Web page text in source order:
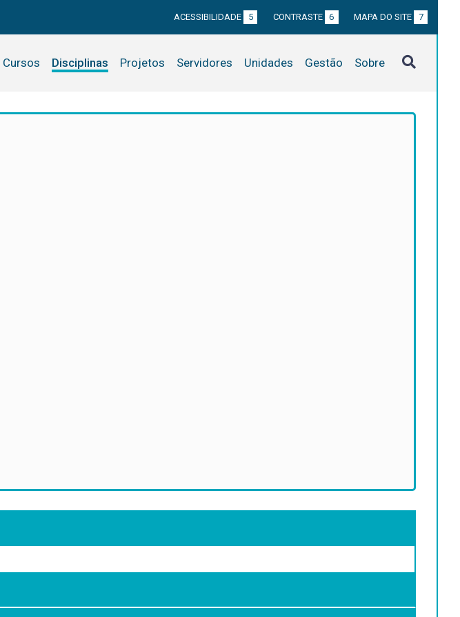
ACESSIBILIDADE 5 CONTRASTE 6 MAPA DO SITE 7
Cursos Disciplinas Projetos Servidores Unidades Gestão Sobre